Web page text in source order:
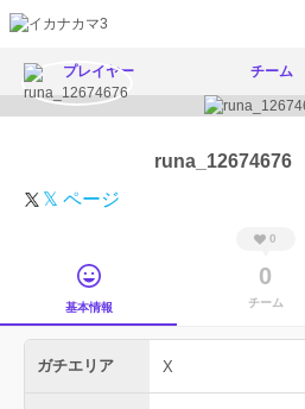
プレイヤー チーム
runa_12674676
𝕏 ページ
基本情報
0
0
チーム
ガチエリア X